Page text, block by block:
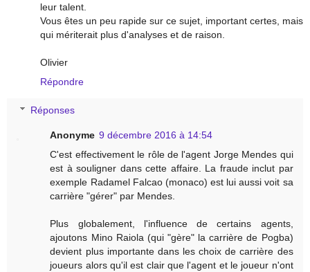
leur talent.
Vous êtes un peu rapide sur ce sujet, important certes, mais
qui mériterait plus d'analyses et de raison.
Olivier
Répondre
Réponses
Anonyme 9 décembre 2016 à 14:54
C'est effectivement le rôle de l'agent Jorge Mendes qui
est à souligner dans cette affaire. La fraude inclut par
exemple Radamel Falcao (monaco) est lui aussi voit sa
carrière "gérer" par Mendes.
Plus globalement, l'influence de certains agents,
ajoutons Mino Raiola (qui "gère" la carrière de Pogba)
devient plus importante dans les choix de carrière des
joueurs alors qu'il est clair que l'agent et le joueur n'ont